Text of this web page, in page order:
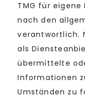
TMG für
nach den
verantwortlich.
als
übermittelte
Informationen
Umständen zu